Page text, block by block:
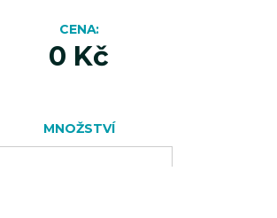
CENA
0 Kč
MNOŽSTVÍ